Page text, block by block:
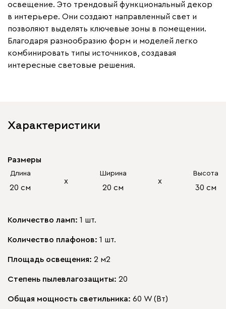
освещение. Это трендовый функциональный декор
в интерьере. Они создают направленный свет и
позволяют выделять ключевые зоны в помещении.
Благодаря разнообразию форм и моделей легко
комбинировать типы источников, создавая
интересные световые решения.
Характеристики
Размеры
Длина
20 см
х
Ширина
20 см
х
Высота
30 см
Количество ламп: 1 шт.
Количество плафонов: 1 шт.
Площадь освещения: 2 м2
Степень пылевлагозащиты: 20
Общая мощность светильника: 60 W (Вт)